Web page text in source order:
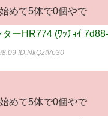
めて5体で0個やで
ーHR774 (ﾜｯﾁｮｲ
ID:NkQztVp30
めて5体で0個やで